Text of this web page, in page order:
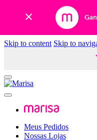
Skip to content Skip to
Meus Pedidos
Nossas Lojas